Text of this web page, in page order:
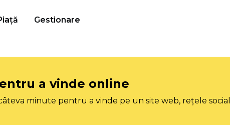
Gestionare
a vinde online
minute pentru a vinde pe un site web, rețele